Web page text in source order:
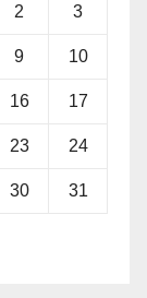
2 3
9 10
16 17
23 24
30 31